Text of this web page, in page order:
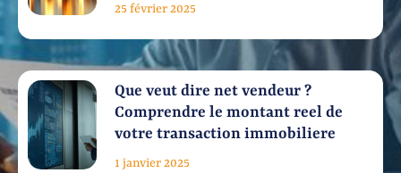
25 février 2025
Que veut dire net vendeur ?
Comprendre le montant reel de
votre transaction immobiliere
1 janvier 2025